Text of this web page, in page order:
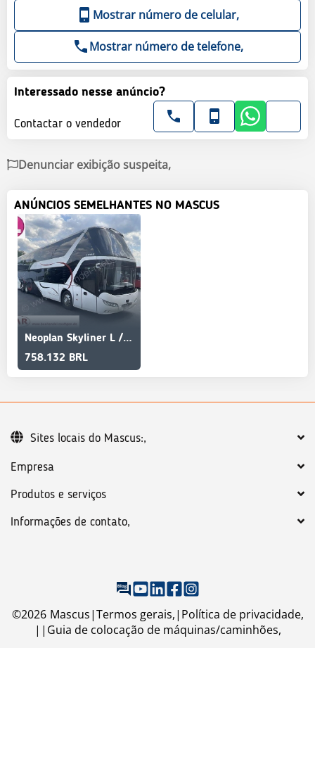
Mostrar número de celular,
Mostrar número de telefone,
Interessado nesse anúncio?
Contactar o vendedor
Denunciar exibição suspeita,
ANÚNCIOS SEMELHANTES NO MASCUS
Neoplan Skyliner L / Astromega / 431 / 531
758.132 BRL
Empresa
Produtos e serviços
Informações de contato,
©2026 Mascus Termos gerais, Política de privacidade,
Guia de colocação de máquinas/caminhões,
Sites locais do Mascus:,